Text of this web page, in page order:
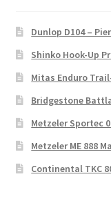
Dunlop D104 –
Shinko Hook-Up
Mitas Enduro
Bridgestone
Metzeler Sportec
Metzeler ME 888
Continental TKC